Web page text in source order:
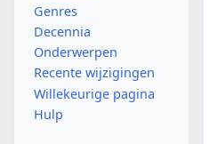
Genres
Decennia
Onderwerpen
Recente wijzigingen
Willekeurige pagina
Hulp